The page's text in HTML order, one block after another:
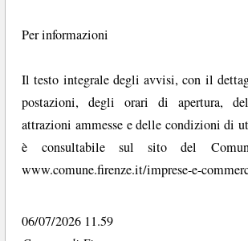
Per informazioni
Il testo integrale degli avvisi, con il
postazioni, degli orari di apertura,
attrazioni ammesse e delle condizioni di
è consultabile sul sito del
www.comune.firenze.it/imprese-e-
06/07/2026 11.59